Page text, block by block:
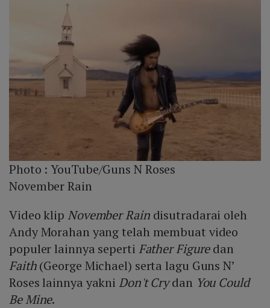
Photo :YouTube/Guns N Roses
November Rain
Video klip November Raindisutradarai oleh
Andy Morahan yang telah membuat video
populer lainnya seperti Father Figuredan
Faith(George Michael) serta lagu Guns N’
Roses lainnya yakni Don't Crydan You Could
Be Mine.